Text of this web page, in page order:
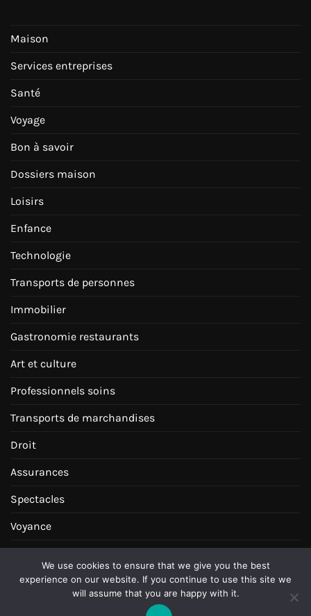
Maison
Services entreprises
Santé
Voyage
Bon à savoir
Dossiers maison
Loisirs
Enfance
Technologie
Transports de personnes
Immobilier
Gastronomie restaurants
Art et culture
Professionnels soins
Transports de marchandises
Droit
Assurances
Spectacles
Voyance
Espagne
We use cookies to ensure that we give you the best
experience on our website. If you continue to use this site we
will assume that you are happy with it.